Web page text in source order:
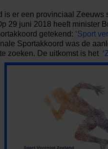
is er een provinciaal
29 juni 2018 heeft minister
getekend: ‘Sport
Sportakkoord was de
zoeken. De uitkomst is het